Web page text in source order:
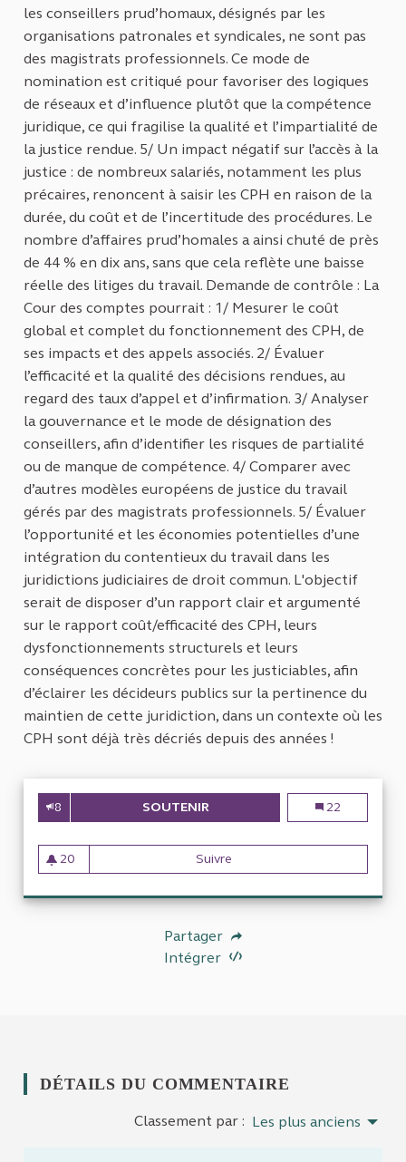
les conseillers prud’homaux, désignés par les
organisations patronales et syndicales, ne sont pas
des magistrats professionnels. Ce mode de
nomination est critiqué pour favoriser des logiques
de réseaux et d’influence plutôt que la compétence
juridique, ce qui fragilise la qualité et l’impartialité de
la justice rendue. 5/ Un impact négatif sur l’accès à la
justice : de nombreux salariés, notamment les plus
précaires, renoncent à saisir les CPH en raison de la
durée, du coût et de l’incertitude des procédures. Le
nombre d’affaires prud’homales a ainsi chuté de près
de 44 % en dix ans, sans que cela reflète une baisse
réelle des litiges du travail. Demande de contrôle : La
Cour des comptes pourrait : 1/ Mesurer le coût
global et complet du fonctionnement des CPH, de
ses impacts et des appels associés. 2/ Évaluer
l’efficacité et la qualité des décisions rendues, au
regard des taux d’appel et d’infirmation. 3/ Analyser
la gouvernance et le mode de désignation des
conseillers, afin d’identifier les risques de partialité
ou de manque de compétence. 4/ Comparer avec
d’autres modèles européens de justice du travail
gérés par des magistrats professionnels. 5/ Évaluer
l’opportunité et les économies potentielles d’une
intégration du contentieux du travail dans les
juridictions judiciaires de droit commun. L'objectif
serait de disposer d’un rapport clair et argumenté
sur le rapport coût/efficacité des CPH, leurs
dysfonctionnements structurels et leurs
conséquences concrètes pour les justiciables, afin
d’éclairer les décideurs publics sur la pertinence du
maintien de cette juridiction, dans un contexte où les
CPH sont déjà très décriés depuis des années !
8 SOUTENIRÉVALUER L’ UTILITÉ ET LES
Évaluer l’
22
20
20 abonnés
Suivre
Partager
Intégrer
DÉTAILS DU COMMENTAIRE
Classement par : Les plus anciens